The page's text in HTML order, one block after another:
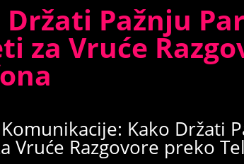
Držati Pažnju
za Vruće
Kako Držati
Vruće Razgovore preko